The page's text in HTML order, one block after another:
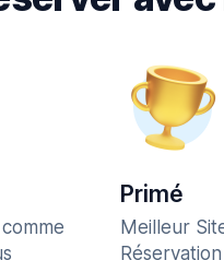
Primé
Meilleur